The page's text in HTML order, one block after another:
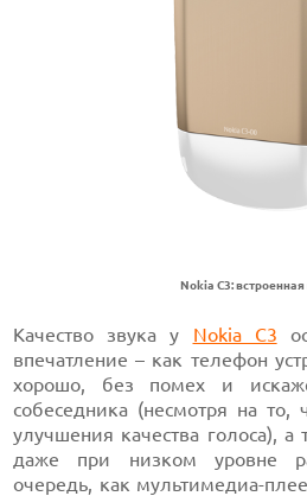
Nokia C3:
Качество звука у Nokia C3
впечатление – как телефон
хорошо, без помех и
собеседника (несмотря на
улучшения качества голоса), а
даже при низком уровне
очередь, как мультимедиа-